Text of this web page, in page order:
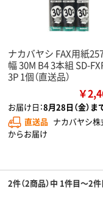
ナカバヤシ FAX用紙
幅 30M B4 3本組 SD-
3P 1個（直送品）
￥
お届け日：8月28日（金）ま
直送品 ナカバヤシ
からお届け
2件（2商品）中 1件目～2件